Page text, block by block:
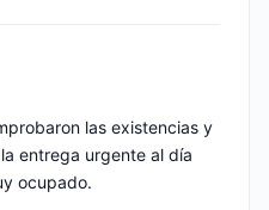
las existencias y
entrega urgente al día
ocupado.